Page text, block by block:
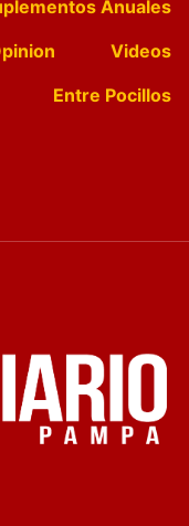
Anuales
Videos
Entre Pocillos